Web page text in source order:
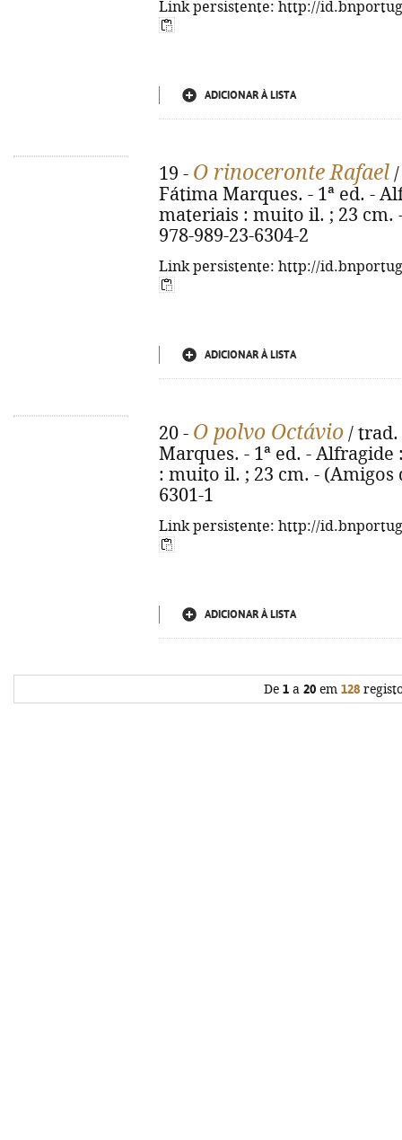
Link persistente: http://
ADICIONAR À LISTA
19 - O rinoceronte Rafael
Fátima Marques. - 1ª ed. -
materiais : muito il. ; 23 cm.
978-989-23-6304-2
Link persistente: http://
ADICIONAR À LISTA
20 - O polvo Octávio / trad.
Marques. - 1ª ed. - Alfragide
: muito il. ; 23 cm. - (Amigos
6301-1
Link persistente: http://
ADICIONAR À LISTA
De 1 a 20 em 128